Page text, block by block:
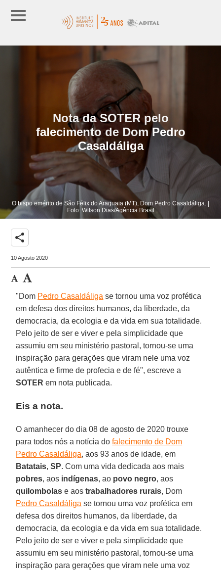
Nota da SOTER pelo
falecimento de Dom Pedro
Casaldáliga
O bispo emérito de São Félix do Araguaia (MT), Dom Pedro Casaldáliga. |
Foto: Wilson Dias/Agência Brasil
share
10 Agosto 2020
"Dom Pedro Casaldáliga se tornou uma voz profética
em defesa dos direitos humanos, da liberdade, da
democracia, da ecologia e da vida em sua totalidade.
Pelo jeito de ser e viver e pela simplicidade que
assumiu em seu ministério pastoral, tornou-se uma
inspiração para gerações que viram nele uma voz
autêntica e firme de profecia e de fé", escreve a
SOTER em nota publicada.
Eis a nota.
O amanhecer do dia 08 de agosto de 2020 trouxe
para todos nós a notícia dofalecimento de Dom
Pedro Casaldáliga, aos 93 anos de idade, em
Batatais,SP. Com uma vida dedicada aos mais
pobres, aos indígenas, ao povo negro, aos
quilombolas e aostrabalhadores rurais, Dom
Pedro Casaldáliga se tornou uma voz profética em
defesa dos direitos humanos, da liberdade, da
democracia, da ecologia e da vida em sua totalidade.
Pelo jeito de ser e viver e pela simplicidade que
assumiu em seu ministério pastoral, tornou-se uma
inspiração para gerações que viram nele uma voz